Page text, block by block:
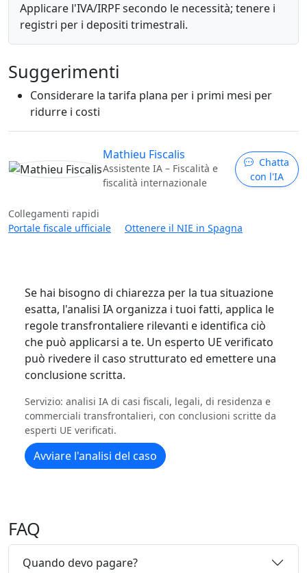
Applicare l'IVA/IRPF secondo le necessità; tenere i
registri per i depositi trimestrali.
Suggerimenti
Considerare la tarifa plana per i primi mesi per
ridurre i costi
Mathieu Fiscalis
Assistente IA – Fiscalità e
fiscalità internazionale
Chatta
con l'IA
Collegamenti rapidi
Portale fiscale ufficiale
Ottenere il NIE in Spagna
Se hai bisogno di chiarezza per la tua situazione
esatta, l'analisi IA organizza i tuoi fatti, applica le
regole transfrontaliere rilevanti e identifica ciò
che può applicarsi a te. Un esperto UE verificato
può rivedere il caso strutturato ed emettere una
conclusione scritta.
Servizio: analisi IA di casi fiscali, legali, di residenza e
commerciali transfrontalieri, con conclusioni scritte da
esperti UE verificati.
Avviare l'analisi del caso
FAQ
Quando devo pagare?